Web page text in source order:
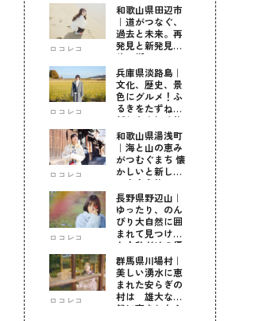
ロコレコ
和歌山県田辺市
｜道がつなぐ、
過去と未来。再
発見と新発見の
待つ街へ
ロコレコ
兵庫県淡路島｜
文化、歴史、景
色にグルメ！ふ
るきをたずねて
新しきを知る旅
ロコレコ
和歌山県湯浅町
｜海と山の恵み
がつむぐまち 懐
かしいと新しい
に出会う旅
ロコレコ
長野県野辺山｜
ゆったり、のん
びり大自然に囲
まれて見つけ
た！私だけの優
しい自分時間
ロコレコ
群馬県川場村｜
美しい湧水に恵
まれた安らぎの
村は 雄大な自
然に育まれた心